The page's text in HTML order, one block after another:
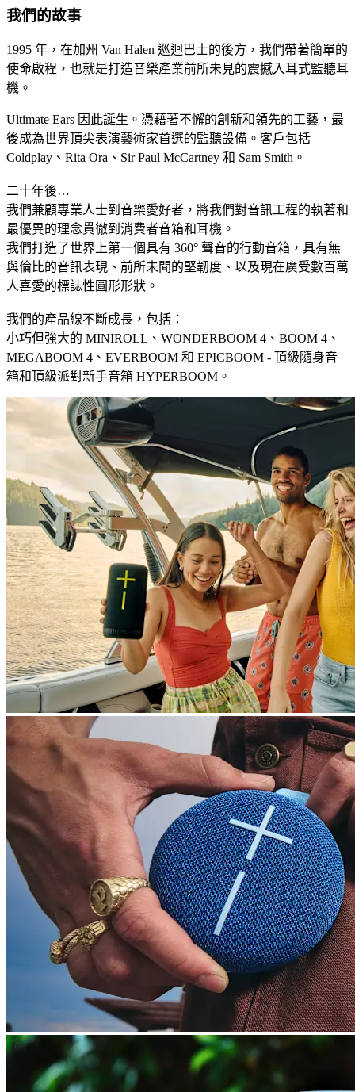
我們的故事
1995 年，在加州 Van Halen 巡迴巴士的後方，我們帶著簡單的
使命啟程，也就是打造音樂產業前所未見的震撼入耳式監聽耳
機。
Ultimate Ears 因此誕生。憑藉著不懈的創新和領先的工藝，最
後成為世界頂尖表演藝術家首選的監聽設備。客戶包括
Coldplay、Rita Ora、Sir Paul McCartney 和 Sam Smith。
二十年後…
我們兼顧專業人士到音樂愛好者，將我們對音訊工程的執著和
最優異的理念貫徹到消費者音箱和耳機。
我們打造了世界上第一個具有 360° 聲音的行動音箱，具有無
與倫比的音訊表現、前所未聞的堅韌度、以及現在廣受數百萬
人喜愛的標誌性圓形形狀。
我們的產品線不斷成長，包括：
小巧但強大的 MINIROLL、WONDERBOOM 4、BOOM 4、
MEGABOOM 4、EVERBOOM 和 EPICBOOM - 頂級隨身音
箱和頂級派對新手音箱 HYPERBOOM。